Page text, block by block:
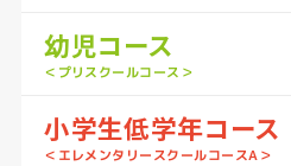
幼児コース
＜プリスクールコース＞
小学生低学年コース
＜エレメンタリースクールコースA＞